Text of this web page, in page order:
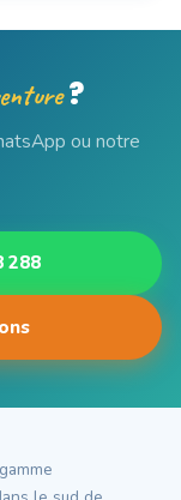
?
ou notre
288